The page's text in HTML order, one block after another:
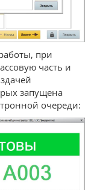
при
часть и
запущена
очереди: